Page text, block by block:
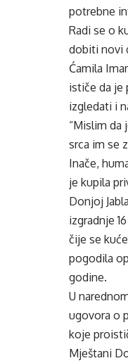
potrebne
Radi se o
dobiti novi
Ćamila
ističe da je
izgledati i
“Mislim da
srca im se
Inače,
je kupila
Donjoj
izgradnje
čije se
pogodila
godine.
U
ugovora o
koje
Mještani